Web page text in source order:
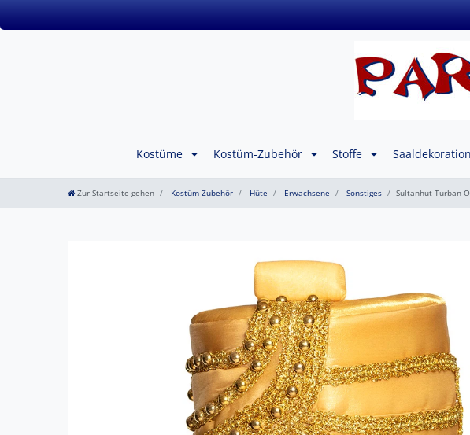
Kostüme Kostüm-Zubehör Stoffe Saaldekoration
Zur Startseite gehen Kostüm-Zubehör Hüte Erwachsene Sonstiges Sultanhut Turban